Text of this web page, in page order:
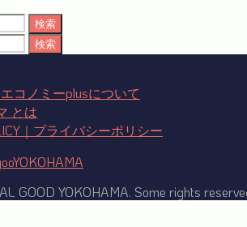
コノミーplusについて
とは
｜プライバシーポリシー
GOOD YOKOHAMA. Some rights